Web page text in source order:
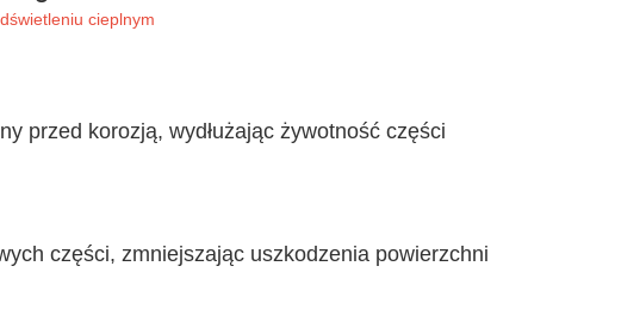
cieplnym
przed korozją, wydłużając żywotność części
części, zmniejszając uszkodzenia powierzchni